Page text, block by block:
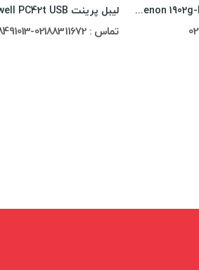
بارکدخوان دوبعدی بی سیم Honeywell Xenon 1902g-HD لیبل پرینت Honeywell PC42t USB
تماس : 02188311672-02188491013